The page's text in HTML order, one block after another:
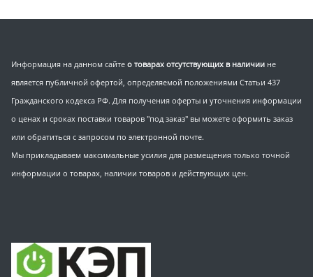
Информация на данном сайте о товарах отсутствующих в наличии не
является публичной офертой, определяемой положениями Статьи 437
Гражданского кодекса РФ. Для получения оферты и уточнения информации
о ценах и сроках поставки товаров "под заказ" вы можете оформить заказ
или обратиться с запросом по электронной почте.
Мы прикладываем максимальные усилия для размещения только точной
информации о товарах, наличии товаров и действующих цен.